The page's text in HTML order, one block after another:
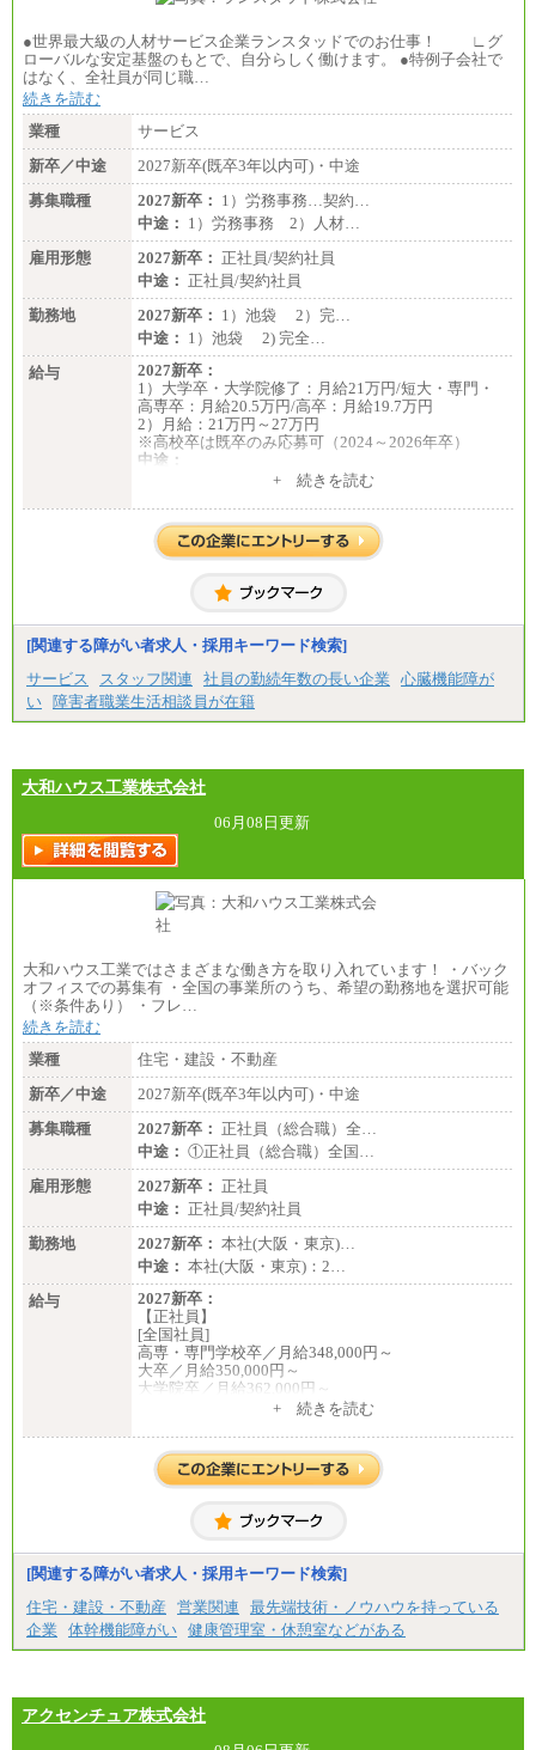
●世界最大級の人材サービス企業ランスタッドでのお仕事！ ∟グ
ローバルな安定基盤のもとで、自分らしく働けます。 ●特例子会社で
はなく、全社員が同じ職…
続きを読む
業種
サービス
新卒／中途
2027新卒(既卒3年以内可)・中途
募集職種
2027新卒： 1）労務事務…契約…
中途： 1）労務事務 2）人材…
雇用形態
2027新卒： 正社員/契約社員
中途： 正社員/契約社員
勤務地
2027新卒： 1）池袋 2）完…
中途： 1）池袋 2) 完全…
給与
2027新卒：
1）大学卒・大学院修了：月給21万円/短大・専門・
高専卒：月給20.5万円/高卒：月給19.7万円
2）月給：21万円～27万円
※高校卒は既卒のみ応募可（2024～2026年卒）
中途：
1）月給：21万円～25万円+ 続きを読む
[関連する障がい者求人・採用キーワード検索]
サービス
スタッフ関連 社員の勤続年数の長い企業
心臓機能障が
い 障害者職業生活相談員が在籍
大和ハウス工業株式会社
06月08日更新
大和ハウス工業ではさまざまな働き方を取り入れています！ ・バック
オフィスでの募集有 ・全国の事業所のうち、希望の勤務地を選択可能
（※条件あり） ・フレ…
続きを読む
業種
住宅・建設・不動産
新卒／中途
2027新卒(既卒3年以内可)・中途
募集職種
2027新卒： 正社員（総合職）全…
中途： ①正社員（総合職）全国…
雇用形態
2027新卒： 正社員
中途： 正社員/契約社員
勤務地
2027新卒： 本社(大阪・東京)…
中途： 本社(大阪・東京)：2…
給与
2027新卒：
【正社員】
[全国社員]
高専・専門学校卒／月給348,000円～
大卒／月給350,000円～
大学院卒／月給362,000円～
[地域社員]月給295,000円～
【正社員】
[全国社員]月給348,000円～
[地域社員]月給295,000円～
【契約社員】月給200,000円～
+ 続きを読む
[関連する障がい者求人・採用キーワード検索]
住宅・建設・不動産
営業関連
最先端技術・ノウハウを持っている
企業
体幹機能障がい 健康管理室・休憩室などがある
アクセンチュア株式会社